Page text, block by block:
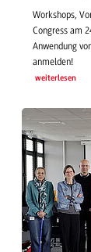
Workshops,
Congress am
Anwendung
anmelden!
weiterlesen